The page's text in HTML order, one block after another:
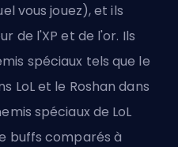
vous jouez), et ils
de l'XP et de l'or. Ils
spéciaux tels que le
LoL et le Roshan dans
spéciaux de LoL
buffs comparés à